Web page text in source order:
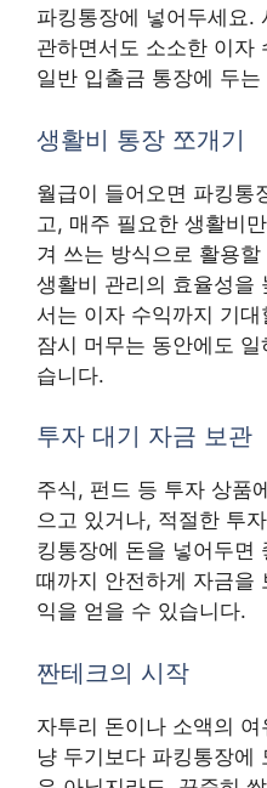
파킹통장에 넣어두세요.
관하면서도 소소한 이자
일반 입출금 통장에 두
생활비 통장 쪼개기
월급이 들어오면 파킹통
고, 매주 필요한 생활비
겨 쓰는 방식으로 활용
생활비 관리의 효율성을
서는 이자 수익까지 기
잠시 머무는 동안에도
습니다.
투자 대기 자금 보관
주식, 펀드 등 투자 상품
으고 있거나, 적절한 투
킹통장에 돈을 넣어두면
때까지 안전하게 자금을
익을 얻을 수 있습니다.
짠테크의 시작
자투리 돈이나 소액의
냥 두기보다 파킹통장에